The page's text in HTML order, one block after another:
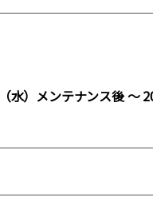
水）メンテナンス後 ～